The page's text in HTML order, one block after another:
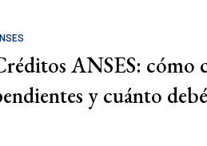
ANSES: cómo
y cuánto